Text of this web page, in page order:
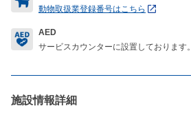
動物取扱業登録番号はこちら
AED
サービスカウンターに設置しております。
施設情報詳細